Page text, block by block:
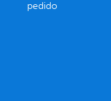
pedido